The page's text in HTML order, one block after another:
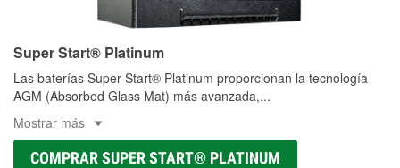
Super Start® Platinum
Las baterías Super Start® Platinum proporcionan la tecnología
AGM (Absorbed Glass Mat) más avanzada,...
Mostrar más
COMPRAR SUPER START® PLATINUM